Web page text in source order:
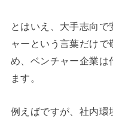
とはいえ、大手志向
ャーという言葉だけで
め、ベンチャー企業は
ます。
例えばですが、社内環